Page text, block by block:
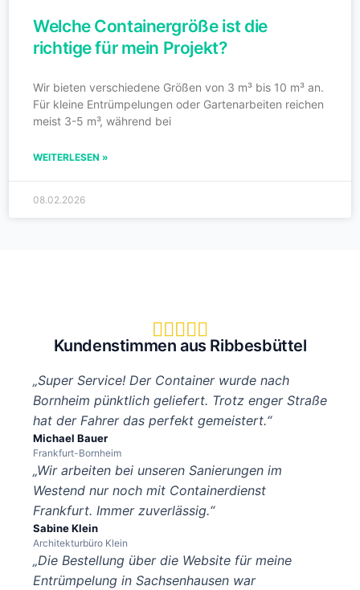
Welche Containergröße ist die
richtige für mein Projekt?
Wir bieten verschiedene Größen von 3 m³ bis 10 m³ an.
Für kleine Entrümpelungen oder Gartenarbeiten reichen
meist 3-5 m³, während bei
WEITERLESEN »
08.02.2026
    
Kundenstimmen aus Ribbesbüttel
„Super Service! Der Container wurde nach
Bornheim pünktlich geliefert. Trotz enger Straße
hat der Fahrer das perfekt gemeistert.“
Michael Bauer
Frankfurt-Bornheim
„Wir arbeiten bei unseren Sanierungen im
Westend nur noch mit Containerdienst
Frankfurt. Immer zuverlässig.“
Sabine Klein
Architekturbüro Klein
„Die Bestellung über die Website für meine
Entrümpelung in Sachsenhausen war